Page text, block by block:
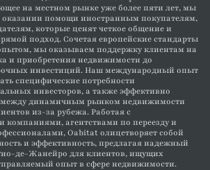
на местном рынке уже более пяти лет, мы
оказании помощи иностранным покупателям,
которые ценят четкое общение и
подход. Сочетая европейские стандарты
мы оказываем поддержку клиентам на
и приобретения недвижимости до
инвестиций. Наш международный опыт
специфические потребности
инвесторов, а также эффективно
между динамичным рынком недвижимости
из-за рубежа. Работая с
агентствами по переезду и
Oabitat олицетворяет собой
и эффективность, предлагая надежный
де-Жанейро для клиентов, ищущих
опыт в сфере недвижимости.